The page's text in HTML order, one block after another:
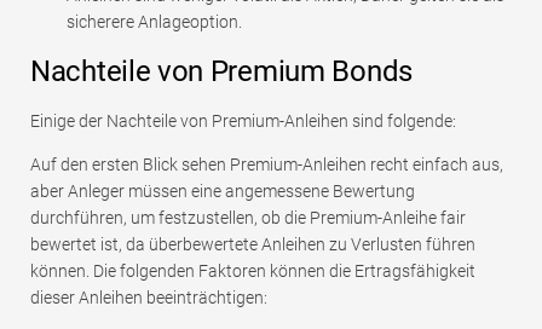
sicherere Anlageoption.
Nachteile von Premium Bonds
Einige der Nachteile von Premium-Anleihen sind folgende:
Auf den ersten Blick sehen Premium-Anleihen recht einfach aus,
aber Anleger müssen eine angemessene Bewertung
durchführen, um festzustellen, ob die Premium-Anleihe fair
bewertet ist, da überbewertete Anleihen zu Verlusten führen
können. Die folgenden Faktoren können die Ertragsfähigkeit
dieser Anleihen beeinträchtigen: